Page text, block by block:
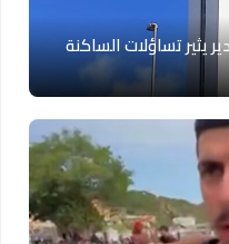
يثير تساؤلات الساكنة